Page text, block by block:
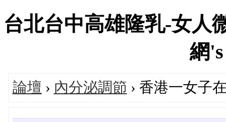
台北台中高雄隆乳-女人
網
論壇 › 內分泌調節 › 香港一女子